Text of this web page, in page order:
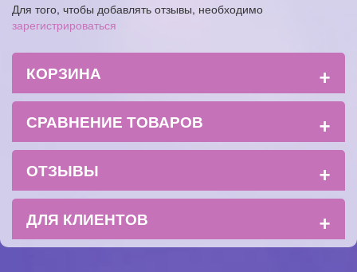
Для того, чтобы добавлять отзывы, необходимо
зарегистрироваться
КОРЗИНА +
СРАВНЕНИЕ ТОВАРОВ +
ОТЗЫВЫ +
ДЛЯ КЛИЕНТОВ +